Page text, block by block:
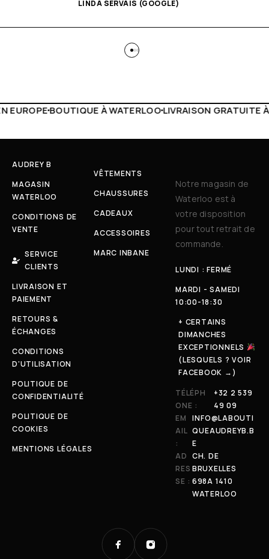
LIVRAISON GRATUITE À PARTIR DE 150€LIVE
AUDREY B
MAGASIN
WATERLOO
CONDITIONS DE
VENTE
SERVICE
CLIENTS
LIVRAISON ET
PAIEMENT
RETOURS &
ÉCHANGES
CONDITIONS
D'UTILISATION
POLITIQUE DE
CONFIDENTIALITÉ
POLITIQUE DE
COOKIES
MENTIONS LÉGALES
VÊTEMENTS
CHAUSSURES
CADEAUX
ACCESSOIRES
MARC INBANE
Notre magasin de
Waterloo est à
votre disposition
pour tout retrait de
commande.
LUNDI : FERMÉ
MARDI - SAMEDI
10:00-18:30
+ CERTAINS
DIMANCHES
EXCEPTIONNELS
(LESQUELS ? VOIR
FACEBOOK →)
TÉLÉPH
ONE :
+32 2 539
49 09
EM
AIL
:
INFO@LABOUTI
QUEAUDREYB.B
E
AD
RES
SE :
CH. DE
BRUXELLES
698A 1410
WATERLOO